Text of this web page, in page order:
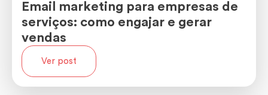
Email marketing para empresas de
serviços: como engajar e gerar
vendas
Ver post